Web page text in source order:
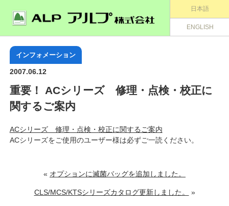
日本語
ENGLISH
インフォメーション
2007.06.12
重要！ ACシリーズ 修理・点検・校正に
関するご案内
ACシリーズ 修理・点検・校正に関するご案内
ACシリーズをご使用のユーザー様は必ずご一読ください。
« オプションに滅菌バッグを追加しました。
CLS/MCS/KTSシリーズカタログ更新しました。 »